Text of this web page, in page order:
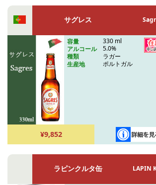
サグレス
容量
330 ml
アルコール
5.0%
種類
ラガー
生産地
ポルトガル
¥9,852
ラピンクルタ缶 LAPIN